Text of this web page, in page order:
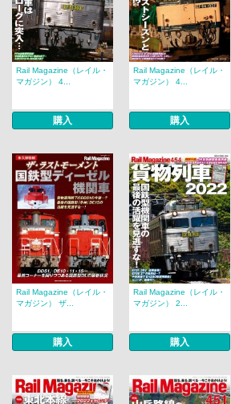
Rail Magazine（レイル・
マガジン） 4...
購入
Rail Magazine（レイル・
マガジン） 4...
購入
Rail Magazine（レイル・
マガジン） ザ...
購入
Rail Magazine（レイル・
マガジン） 2...
購入